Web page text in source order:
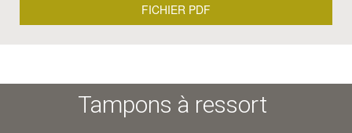
FICHIER PDF
Tampons à ressort